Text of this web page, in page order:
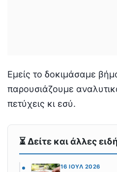
Εμείς το δοκιμάσαμε
παρουσιάζουμε
πετύχεις κι εσύ.
⏳ Δείτε και άλλες
16 ΙΟΎΛ 2026